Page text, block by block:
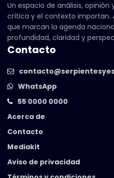
Un espacio de análisis,
crítica y el contexto importan.
que marcan la agenda
profundidad, claridad y
Contacto
WhatsApp
55 0000 0000
Acerca de
Contacto
Mediakit
Aviso de privacidad